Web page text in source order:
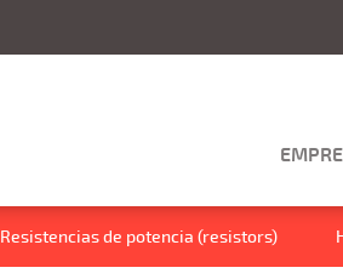
Resistencias de potencia (resistors)